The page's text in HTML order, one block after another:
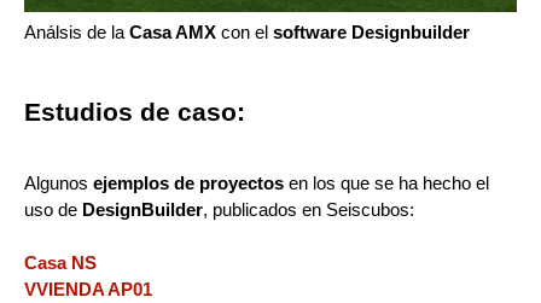
Análsis de la Casa AMX con el software Designbuilder
Estudios de caso:
Algunos ejemplos de proyectos en los que se ha hecho el
uso de DesignBuilder, publicados en Seiscubos:
Casa NS
VVIENDA AP01